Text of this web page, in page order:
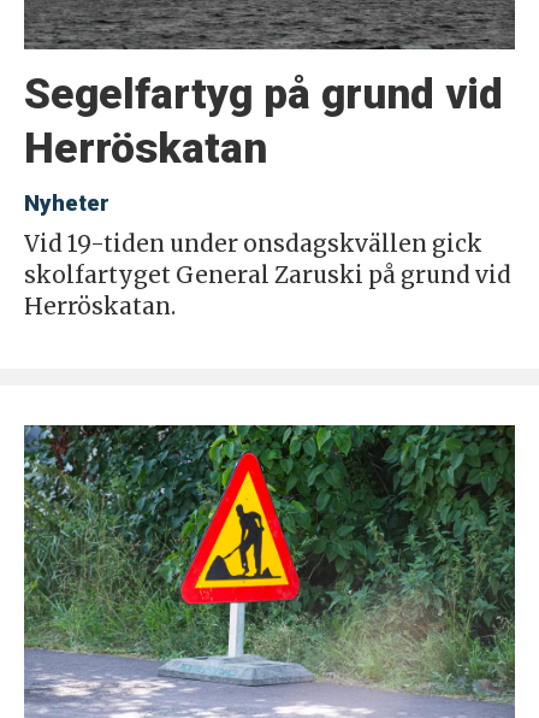
Segelfartyg på grund vid
Herröskatan
Nyheter
Vid 19-tiden under onsdagskvällen gick
skolfartyget General Zaruski på grund vid
Herröskatan.